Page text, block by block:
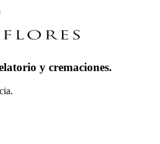
y cremaciones.